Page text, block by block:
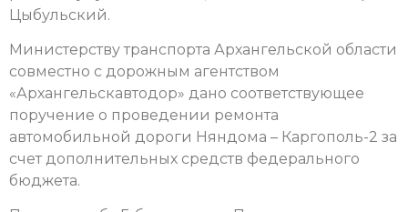
Цыбульский.
Министерству транспорта Архангельской области
совместно с дорожным агентством
«Архангельскавтодор» дано соответствующее
поручение о проведении ремонта
автомобильной дороги Няндома – Каргополь-2 за
счет дополнительных средств федерального
бюджета.